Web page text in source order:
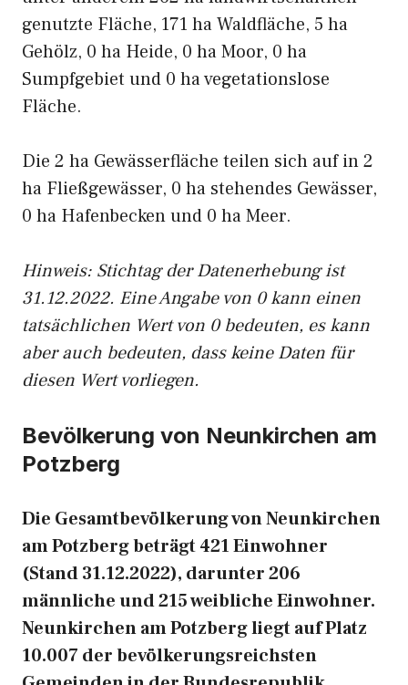
genutzte Fläche, 171 ha Waldfläche, 5 ha
Gehölz, 0 ha Heide, 0 ha Moor, 0 ha
Sumpfgebiet und 0 ha vegetationslose
Fläche.
Die 2 ha Gewässerfläche teilen sich auf in 2
ha Fließgewässer, 0 ha stehendes Gewässer,
0 ha Hafenbecken und 0 ha Meer.
Hinweis: Stichtag der Datenerhebung ist
31.12.2022. Eine Angabe von 0 kann einen
tatsächlichen Wert von 0 bedeuten, es kann
aber auch bedeuten, dass keine Daten für
diesen Wert vorliegen.
Bevölkerung von Neunkirchen am
Potzberg
Die Gesamtbevölkerung von Neunkirchen
am Potzberg beträgt 421 Einwohner
(Stand 31.12.2022), darunter 206
männliche und 215 weibliche Einwohner.
Neunkirchen am Potzberg liegt auf Platz
10.007 der bevölkerungsreichsten